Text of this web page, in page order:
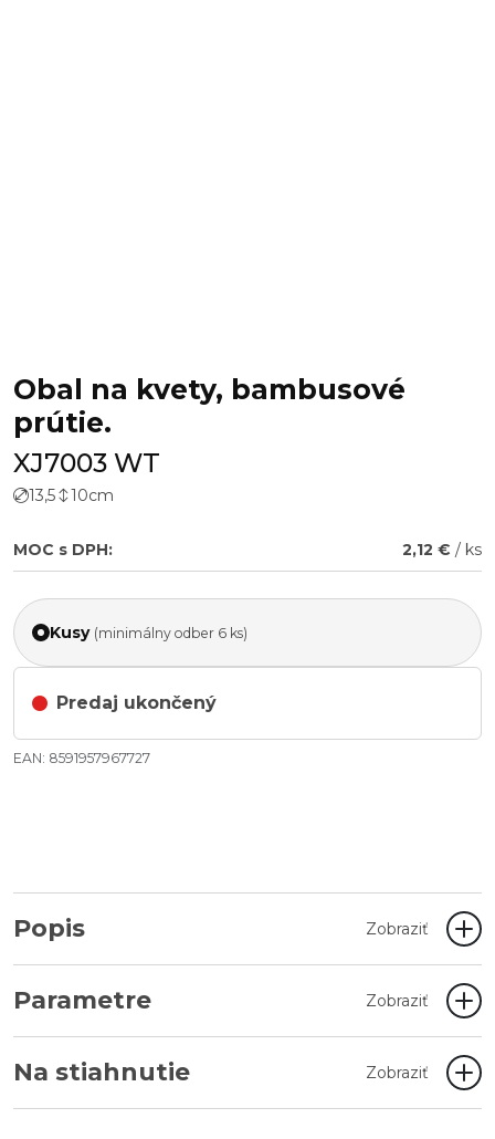
Obal na kvety, bambusové
prútie.
XJ7003 WT
13,5 10cm
MOC s DPH: 2,12 € / ks
Kusy (minimálny odber 6 ks)
Predaj ukončený
EAN: 8591957967727
Popis Zobraziť
Parametre Zobraziť
Na stiahnutie Zobraziť